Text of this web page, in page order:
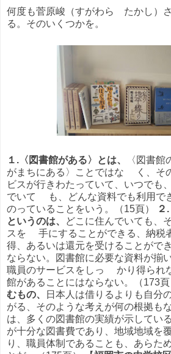
何度も菅原峻（すがわら たかし）
る。そのいくつかを。
１.〈図書館がある〉とは、
〈図書
がまちにある〉ことではな く、そ
ビスが行きわたっていて、いつでも
でいて も、どんな資料でも利用で
のっていることをいう。（15頁）
２
というのは、
どこに住んでいても、
スを 手にすることができる、納税
得、あるいは還元を受けることが
ならない。図書館に必要な資料が揃
職員のサービスをしっ かり得られ
館があることにはならない。（173頁
むもの、
日本人は借りるよりも自分
がる、そのような考えが何の根拠も
は、多くの図書館の実績が示してい
が十分な図書費であり、地域地域を
り、職員体制であることも、あらた